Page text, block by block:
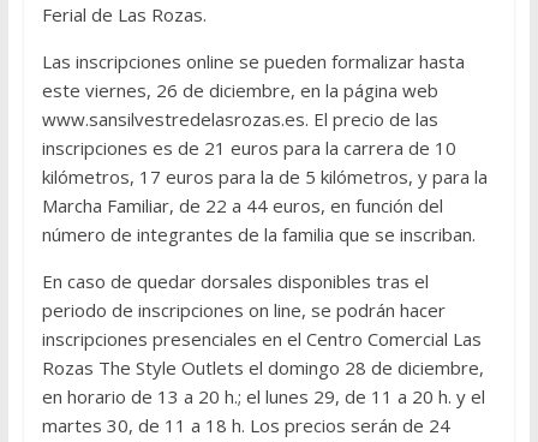
Ferial de Las Rozas.
Las inscripciones online se pueden formalizar hasta
este viernes, 26 de diciembre, en la página web
www.sansilvestredelasrozas.es. El precio de las
inscripciones es de 21 euros para la carrera de 10
kilómetros, 17 euros para la de 5 kilómetros, y para la
Marcha Familiar, de 22 a 44 euros, en función del
número de integrantes de la familia que se inscriban.
En caso de quedar dorsales disponibles tras el
periodo de inscripciones on line, se podrán hacer
inscripciones presenciales en el Centro Comercial Las
Rozas The Style Outlets el domingo 28 de diciembre,
en horario de 13 a 20 h.; el lunes 29, de 11 a 20 h. y el
martes 30, de 11 a 18 h. Los precios serán de 24